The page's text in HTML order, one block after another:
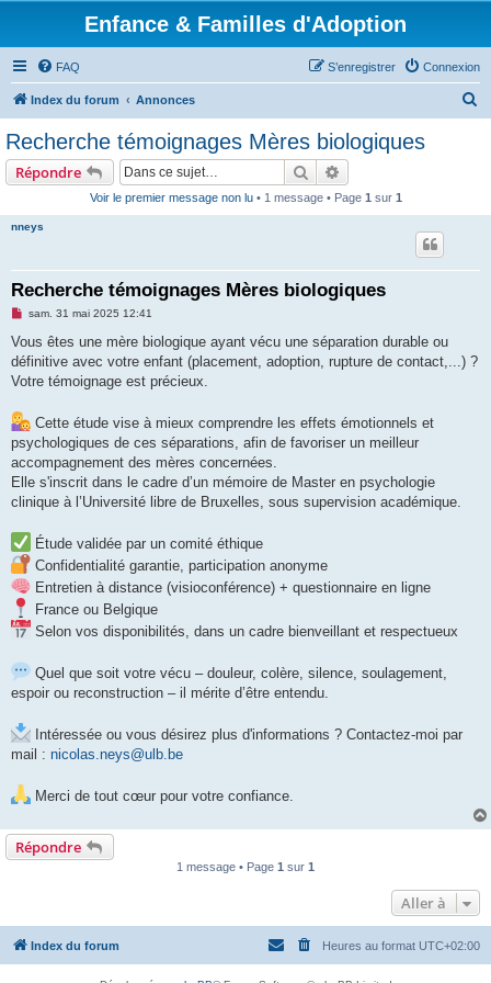
Enfance & Familles d'Adoption
FAQ Connexion
S’enregistrer
Index du forum Annonces
Recherche témoignages Mères biologiques
Répondre Rechercher
Voir le premier message non lu• 1 message • Page 1 sur 1
nneys
Recherche témoignages Mères biologiques
M
s
a
g
o
n
l
sam. 31 mai 2025 12:41
Vous êtes une mère biologique ayant vécu une séparation durable ou
définitive avec votre enfant (placement, adoption, rupture de contact,...) ?
Votre témoignage est précieux.
Cette étude vise à mieux comprendre les effets émotionnels et
psychologiques de ces séparations, afin de favoriser un meilleur
accompagnement des mères concernées.
Elle s'inscrit dans le cadre d’un mémoire de Master en psychologie
clinique à l’Université libre de Bruxelles, sous supervision académique.
Étude validée par un comité éthique
Confidentialité garantie, participation anonyme
Entretien à distance (visioconférence) + questionnaire en ligne
France ou Belgique
Selon vos disponibilités, dans un cadre bienveillant et respectueux
Quel que soit votre vécu – douleur, colère, silence, soulagement,
espoir ou reconstruction – il mérite d’être entendu.
Intéressée ou vous désirez plus d'informations ? Contactez-moi par
mail : nicolas.neys@ulb.be
Merci de tout cœur pour votre confiance.
Répondre
1 message • Page 1 sur 1
Aller à
Index du forum Heures au format UTC+02:00